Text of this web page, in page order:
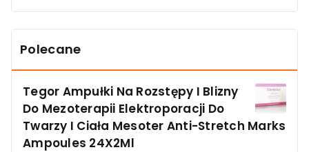
Polecane
Tegor Ampułki Na Rozstępy I Blizny
Do Mezoterapii Elektroporacji Do
Twarzy I Ciała Mesoter Anti-Stretch Marks
Ampoules 24X2Ml